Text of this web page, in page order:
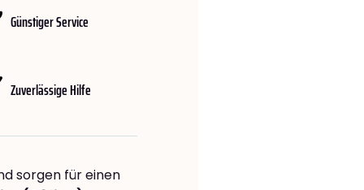
Günstiger Service
Zuverlässige Hilfe
sorgen für einen